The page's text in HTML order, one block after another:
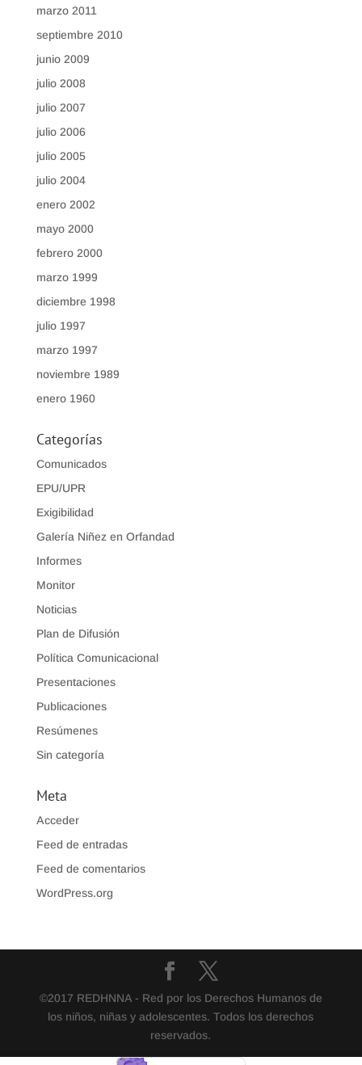
marzo 2011
septiembre 2010
junio 2009
julio 2008
julio 2007
julio 2006
julio 2005
julio 2004
enero 2002
mayo 2000
febrero 2000
marzo 1999
diciembre 1998
julio 1997
marzo 1997
noviembre 1989
enero 1960
Categorías
Comunicados
EPU/UPR
Exigibilidad
Galería Niñez en Orfandad
Informes
Monitor
Noticias
Plan de Difusión
Política Comunicacional
Presentaciones
Publicaciones
Resúmenes
Sin categoría
Meta
Acceder
Feed de entradas
Feed de comentarios
WordPress.org
©2017 REDHNNA - Red por los Derechos Humanos de
los niños, niñas y adolescentes. Todos los derechos
reservados.